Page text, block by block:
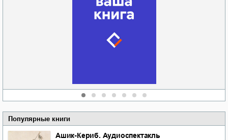
Популярные книги
Ашик-Кериб. Аудиоспектакль